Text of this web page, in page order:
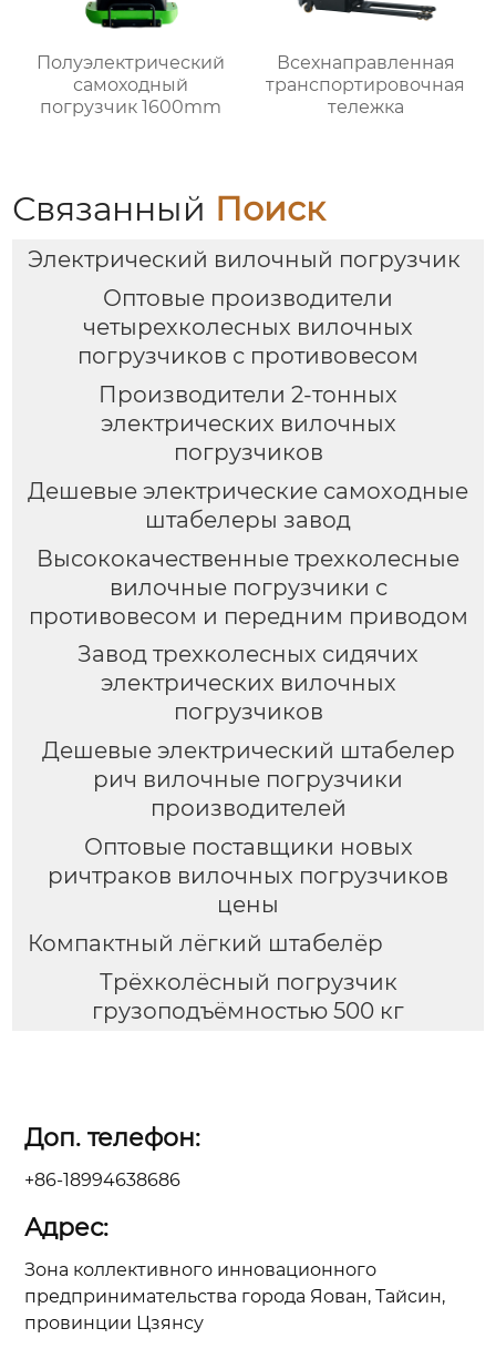
Полуэлектрический
самоходный
погрузчик 1600mm
Всехнаправленная
транспортировочная
тележка
Связанный Поиск
Электрический вилочный погрузчик
Оптовые производители
четырехколесных вилочных
погрузчиков с противовесом
Производители 2-тонных
электрических вилочных
погрузчиков
Дешевые электрические самоходные
штабелеры завод
Высококачественные трехколесные
вилочные погрузчики с
противовесом и передним приводом
Завод трехколесных сидячих
электрических вилочных
погрузчиков
Дешевые электрический штабелер
рич вилочные погрузчики
производителей
Оптовые поставщики новых
ричтраков вилочных погрузчиков
цены
Компактный лёгкий штабелёр
Трёхколёсный погрузчик
грузоподъёмностью 500 кг
Доп. телефон:
+86-18994638686
Адрес:
Зона коллективного инновационного
предпринимательства города Яован, Тайсин,
провинции Цзянсу